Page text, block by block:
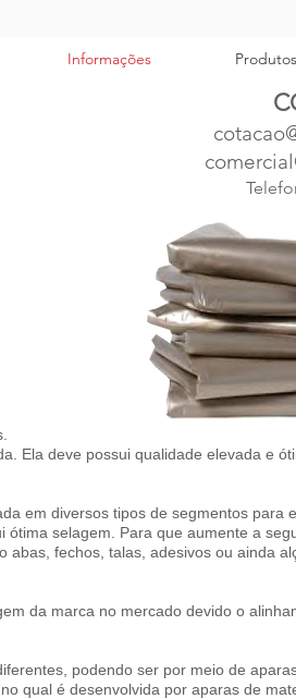
Informações Produtos
Ela deve possui qualidade elevada e
em diversos tipos de segmentos para
selagem. Para que aumente a
fechos, talas, adesivos ou ainda
da marca no mercado devido o
podendo ser por meio de
qual é desenvolvida por aparas de